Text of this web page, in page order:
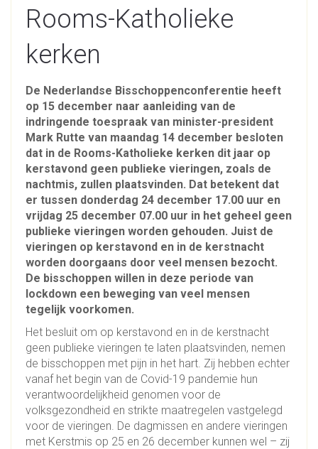
Rooms-Katholieke
kerken
De Nederlandse Bisschoppenconferentie heeft
op 15 december naar aanleiding van de
indringende toespraak van minister-president
Mark Rutte van maandag 14 december besloten
dat in de Rooms-Katholieke kerken dit jaar op
kerstavond geen publieke vieringen, zoals de
nachtmis, zullen plaatsvinden. Dat betekent dat
er tussen donderdag 24 december 17.00 uur en
vrijdag 25 december 07.00 uur in het geheel geen
publieke vieringen worden gehouden. Juist de
vieringen op kerstavond en in de kerstnacht
worden doorgaans door veel mensen bezocht.
De bisschoppen willen in deze periode van
lockdown een beweging van veel mensen
tegelijk voorkomen.
Het besluit om op kerstavond en in de kerstnacht
geen publieke vieringen te laten plaatsvinden, nemen
de bisschoppen met pijn in het hart. Zij hebben echter
vanaf het begin van de Covid-19 pandemie hun
verantwoordelijkheid genomen voor de
volksgezondheid en strikte maatregelen vastgelegd
voor de vieringen. De dagmissen en andere vieringen
met Kerstmis op 25 en 26 december kunnen wel – zij